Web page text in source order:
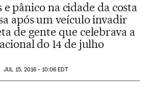
e pânico na cidade da costa
após um veículo invadir
de gente que celebrava a
do 14 de julho
JUL 15, 2016 - 10:06 EDT
en TwitterRedes Sociales